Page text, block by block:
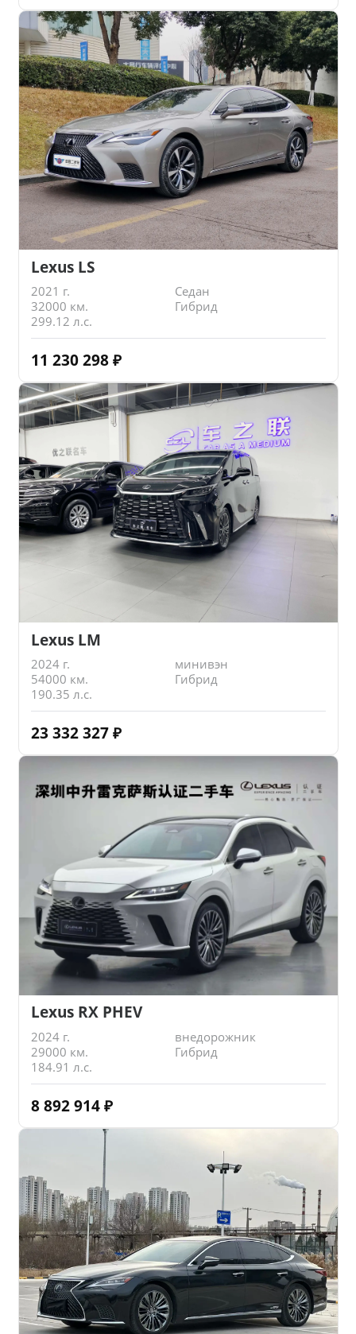
Lexus LS
2021 г.
Седан
32000 км.
Гибрид
299.12 л.с.
11 230 298 ₽
Lexus LM
2024 г.
минивэн
54000 км.
Гибрид
190.35 л.с.
23 332 327 ₽
Lexus RX PHEV
2024 г.
внедорожник
29000 км.
Гибрид
184.91 л.с.
8 892 914 ₽